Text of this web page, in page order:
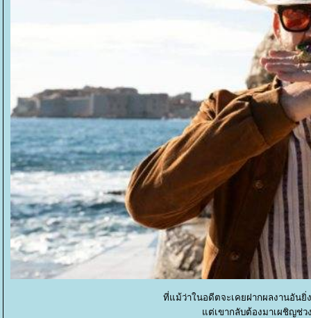
ที่แม้ว่าในอดีตจะเคยฝากผลงานอันยิ่ง
ต่เขากลับต้องมาเผชิญช่วง